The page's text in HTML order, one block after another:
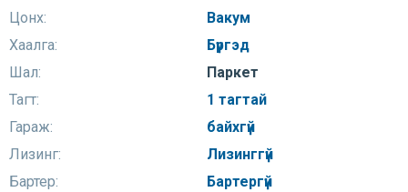
Цонх:
Вакум
Хаалга:
Бүргэд
Шал:
Паркет
Тагт:
1 тагтай
Гараж:
байхгүй
Лизинг:
Лизинггүй
Бартер:
Бартергүй